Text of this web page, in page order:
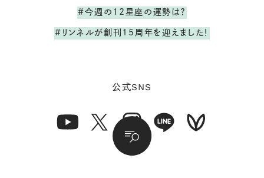
#今週の12星座の運勢は？
#リンネルが創刊15周年を迎えました！
公式SNS